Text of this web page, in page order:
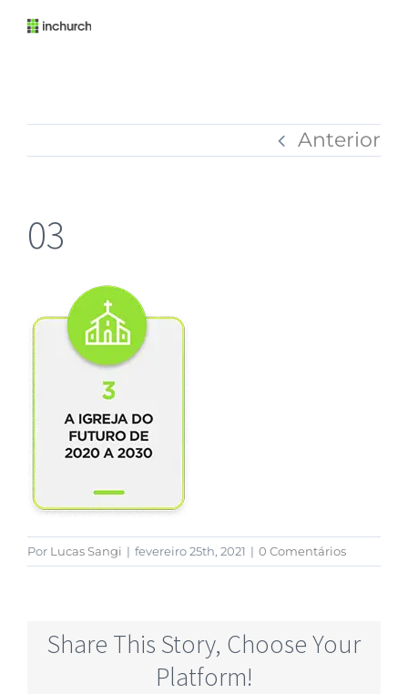
Anterior
03
Por Lucas Sangi | fevereiro 25th, 2021 | 0 Comentários
Share This Story, Choose Your
Platform!